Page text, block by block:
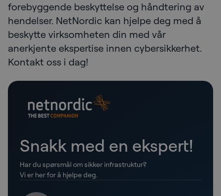
forebyggende beskyttelse og håndtering av
hendelser. NetNordic kan hjelpe deg med å
beskytte virksomheten din med vår
anerkjente ekspertise innen cybersikkerhet.
Kontakt oss i dag!
Snakk med en ekspert!
Har du spørsmål om sikker infrastruktur?
Vi er her for å hjelpe deg.